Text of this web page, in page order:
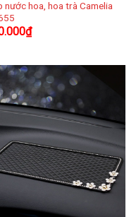
nước hoa, hoa trà Camelia
₫